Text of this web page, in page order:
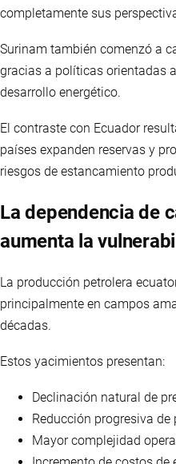
completamente sus
Surinam también comenzó a
gracias a políticas orientadas
desarrollo energético.
El contraste con Ecuador
países expanden reservas y
riesgos de estancamiento
La dependencia de
aumenta la
La producción petrolera
principalmente en campos
décadas.
Estos yacimientos presentan:
Declinación natural de
Reducción progresiva de
Mayor complejidad